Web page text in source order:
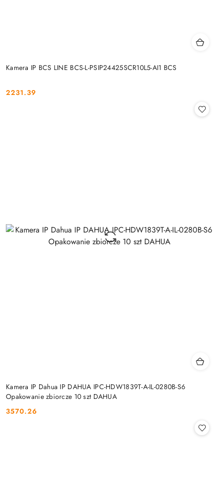
Kamera IP BCS LINE BCS-L-PSIP24425SCR10L5-AI1 BCS
Cena:
2231.39
Kamera IP Dahua IP DAHUA IPC-HDW1839T-A-IL-0280B-S6
Opakowanie zbiorcze 10 szt DAHUA
Cena:
3570.26